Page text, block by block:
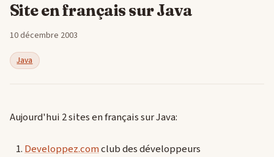
Site en français sur Java
10 décembre 2003
Java
Aujourd'hui 2 sites en français sur Java:
Developpez.comclub des développeurs